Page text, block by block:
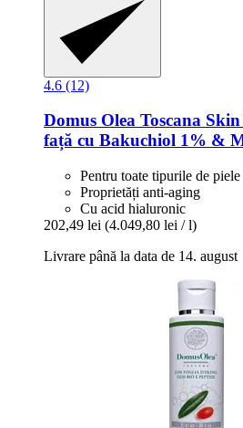
4.6 (12)
Domus Olea Toscana Skin
față cu Bakuchiol 1% &
Pentru toate tipurile de piele
Proprietăți anti-aging
Cu acid hialuronic
202,49 lei (4.049,80 lei / l)
Livrare până la data de 14. august